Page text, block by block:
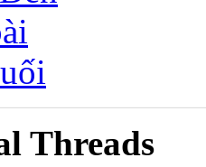
Threads